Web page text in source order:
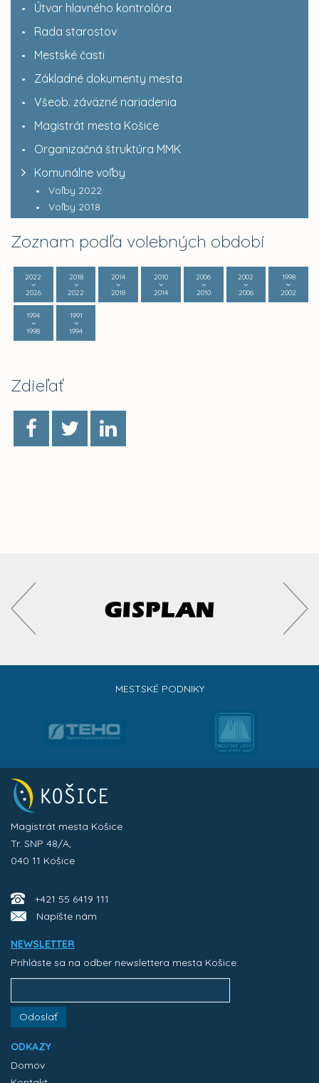
Útvar hlavného kontrolóra
Rada starostov
Mestské časti
Základné dokumenty mesta
Všeob. záväzné nariadenia
Magistrát mesta Košice
Organizačná štruktúra MMK
Komunálne voľby
Voľby 2022
Voľby 2018
Zoznam podľa volebných období
2022
2026
2018
2022
2014
2018
2010
2014
2006
2010
2002
2006
1998
2002
1994
1998
1991
1994
Zdieľať
MESTSKÉ PODNIKY
Magistrát mesta Košice
Tr. SNP 48/A,
040 11 Košice
+421 55 6419 111
Napíšte nám
NEWSLETTER
Prihláste sa na odber newslettera mesta Košice:
Odoslať
ODKAZY
Domov